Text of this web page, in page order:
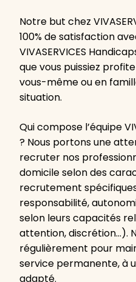
Notre but chez
100% de satisfaction
VIVASERVICES
que vous puissiez
vous-même ou en
situation.
Qui compose l’équipe
? Nous portons une
recruter nos
domicile selon des
recrutement
responsabilité,
selon leurs capacités
attention, discrétion…).
régulièrement pour
service permanente, à
adapté.